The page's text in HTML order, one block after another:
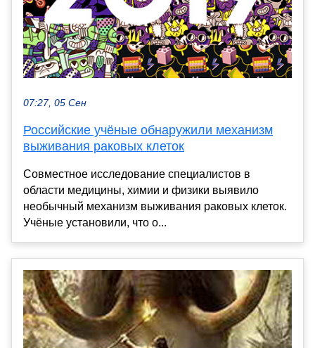
07:27, 05 Сен
Российские учёные обнаружили механизм
выживания раковых клеток
Совместное исследование специалистов в
области медицины, химии и физики выявило
необычный механизм выживания раковых клеток.
Учёные установили, что о...